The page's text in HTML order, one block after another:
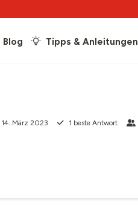
Blog Tipps & Anleitungen
14. März 2023 1 beste Antwort